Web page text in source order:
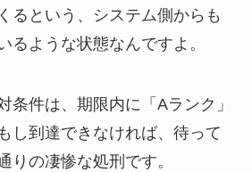
るという、システム側からも
るような状態なんですよ。
条件は、期限内に「Aランク」
し到達できなければ、待って
りの凄惨な処刑です。